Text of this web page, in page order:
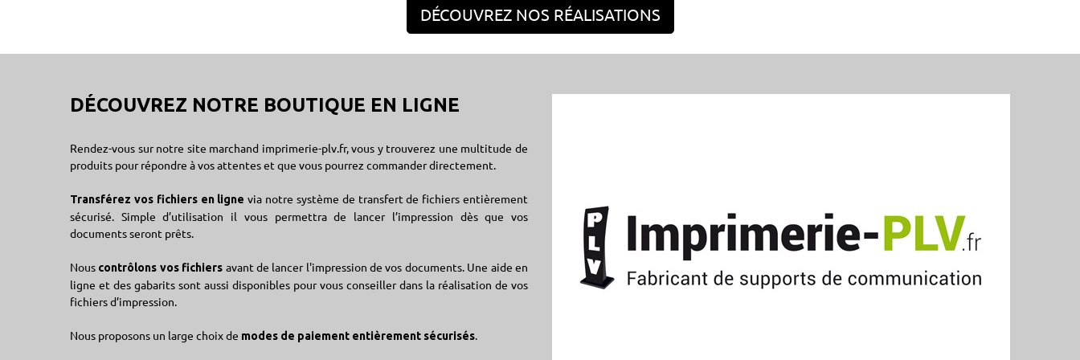
DÉCOUVREZ NOS RÉALISATIONS
DÉCOUVREZ NOTRE BOUTIQUE EN LIGNE
Rendez-vous sur notre site marchand imprimerie-plv.fr, vous y trouverez une multitude de
produits pour répondre à vos attentes et que vous pourrez commander directement.
Transférez vos fichiers en ligne via notre système de transfert de fichiers entièrement
sécurisé. Simple d’utilisation il vous permettra de lancer l’impression dès que vos
documents seront prêts.
Nous contrôlons vos fichiers avant de lancer l'impression de vos documents. Une aide en
ligne et des gabarits sont aussi disponibles pour vous conseiller dans la réalisation de vos
fichiers d’impression.
Nous proposons un large choix de modes de paiement entièrement sécurisés.